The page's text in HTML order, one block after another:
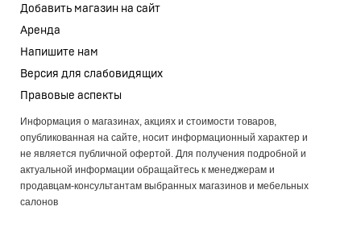
Добавить магазин на сайт
Аренда
Напишите нам
Версия для слабовидящих
Правовые аспекты
Информация о магазинах, акциях и стоимости товаров,
опубликованная на сайте, носит информационный характер и
не является публичной офертой. Для получения подробной и
актуальной информации обращайтесь к менеджерам и
продавцам-консультантам выбранных магазинов и мебельных
салонов